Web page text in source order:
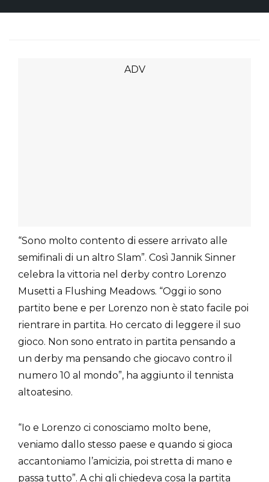
“Sono molto contento di essere arrivato alle
semifinali di un altro Slam”. Così Jannik Sinner
celebra la vittoria nel derby contro Lorenzo
Musetti a Flushing Meadows. “Oggi io sono
partito bene e per Lorenzo non è stato facile poi
rientrare in partita. Ho cercato di leggere il suo
gioco. Non sono entrato in partita pensando a
un derby ma pensando che giocavo contro il
numero 10 al mondo”, ha aggiunto il tennista
altoatesino.
“Io e Lorenzo ci conosciamo molto bene,
veniamo dallo stesso paese e quando si gioca
accantoniamo l’amicizia, poi stretta di mano e
passa tutto”. A chi gli chiedeva cosa la partita